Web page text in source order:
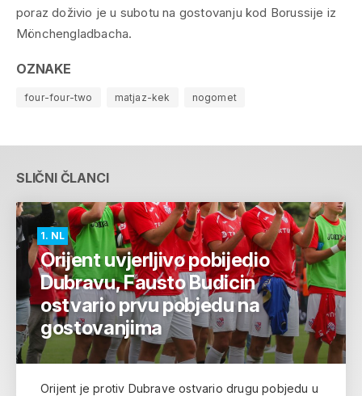
poraz doživio je u subotu na gostovanju kod Borussije iz
Mönchengladbacha.
OZNAKE
four-four-two matjaz-kek nogomet
SLIČNI ČLANCI
1. NL
Orijent uvjerljivo pobijedio
Dubravu, Fausto Budicin
ostvario prvu pobjedu na
gostovanjima
Orijent je protiv Dubrave ostvario drugu pobjedu u